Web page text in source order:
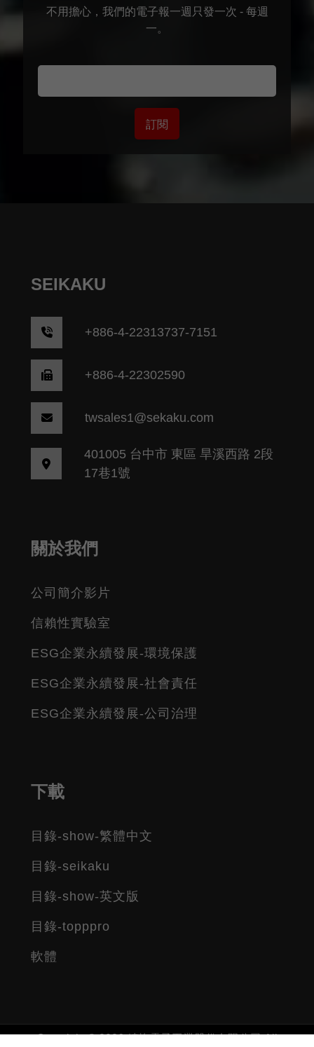
不用擔心，我們的電子報一週只發一次 - 每週
一。
訂閱
SEIKAKU
+886-4-22313737-7151
+886-4-22302590
twsales1@sekaku.com
401005 台中市 東區 旱溪西路 2段
17巷1號
關於我們
公司簡介影片
信賴性實驗室
ESG企業永續發展-環境保護
ESG企業永續發展-社會責任
ESG企業永續發展-公司治理
下載
目錄-show-繁體中文
目錄-seikaku
目錄-show-英文版
目錄-topppro
軟體
Copyright © 2026 精格電子工業股份有限公司 All